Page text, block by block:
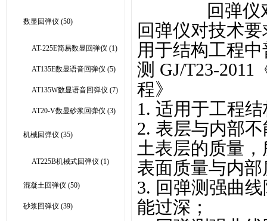
数显回弹仪 (50)
AT-225E简易数显回弹仪 (1)
AT135E数显语音回弹仪 (5)
AT135W数显语音回弹仪 (7)
AT20-V数显砂浆回弹仪 (3)
机械回弹仪 (35)
AT225B机械式回弹仪 (1)
混凝土回弹仪 (50)
砂浆回弹仪 (39)
回弹仪
回弹仪对技术要
用于结构工程
测 GJ/T23-
程》
1. 适用于工程
2. 表层与内部
土表层的质量
表面质量与内
3. 回弹测强曲
能过深；